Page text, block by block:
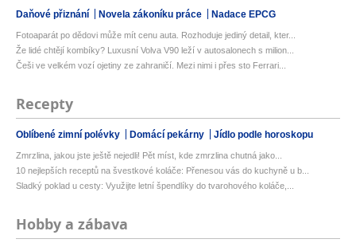
Daňové přiznání Novela zákoníku práce Nadace EPCG
Fotoaparát po dědovi může mít cenu auta. Rozhoduje jediný detail, kter...
Že lidé chtějí kombíky? Luxusní Volva V90 leží v autosalonech s milion...
Češi ve velkém vozí ojetiny ze zahraničí. Mezi nimi i přes sto Ferrari...
Recepty
Oblíbené zimní polévky Domácí pekárny Jídlo podle horoskopu
Zmrzlina, jakou jste ještě nejedli! Pět míst, kde zmrzlina chutná jako...
10 nejlepších receptů na švestkové koláče: Přenesou vás do kuchyně u b...
Sladký poklad u cesty: Využijte letní špendlíky do tvarohového koláče,...
Hobby a zábava